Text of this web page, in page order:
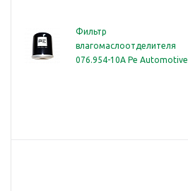
Фильтр
влагомаслоотделителя
076.954-10A Pe Automotive